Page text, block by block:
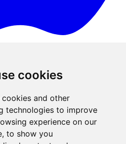
cookies
cookies and other
technologies to improve
experience on our
to show you